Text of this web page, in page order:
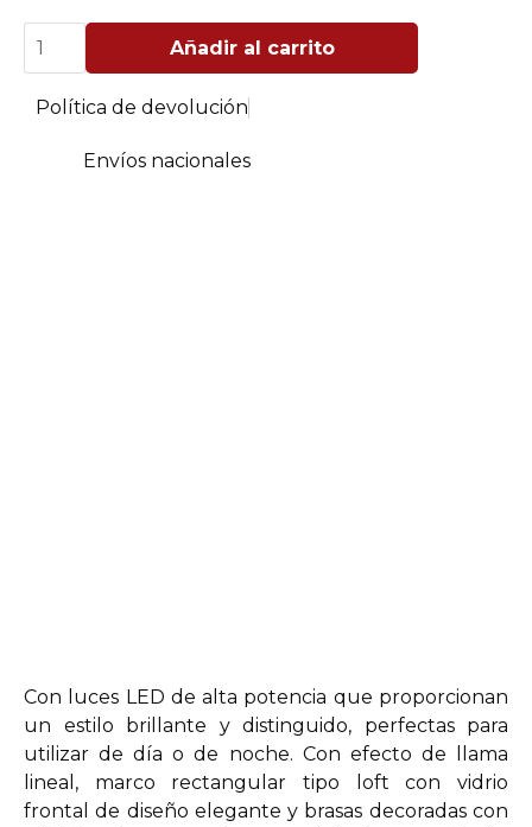
Chimenea
Eléctrica
Loft
Extra
Large
Añadir al carrito
Política de devolución
Envíos nacionales
Con luces LED de alta potencia que proporcionan
un estilo brillante y distinguido, perfectas para
utilizar de día o de noche. Con efecto de llama
lineal, marco rectangular tipo loft con vidrio
frontal de diseño elegante y brasas decoradas con